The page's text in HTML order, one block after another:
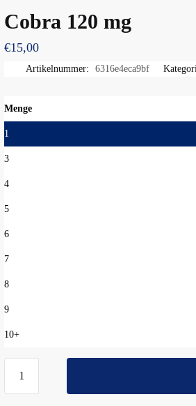
Cobra 120 mg
€15,00
Artikelnummer: 6316e4eca9bf
Menge
1
3
4
5
6
7
8
9
10+
120